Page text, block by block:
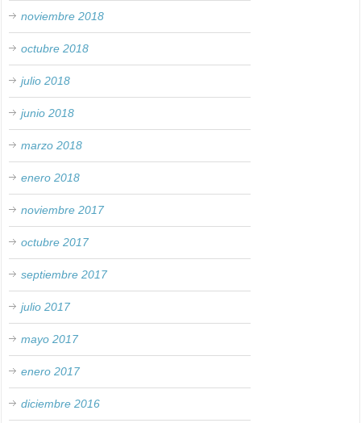
noviembre 2018
octubre 2018
julio 2018
junio 2018
marzo 2018
enero 2018
noviembre 2017
octubre 2017
septiembre 2017
julio 2017
mayo 2017
enero 2017
diciembre 2016